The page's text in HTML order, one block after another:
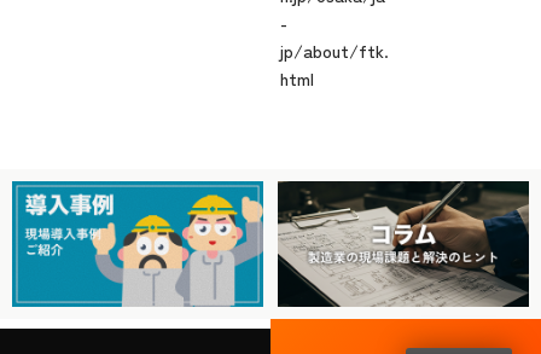
-
jp/about/ftk.
html